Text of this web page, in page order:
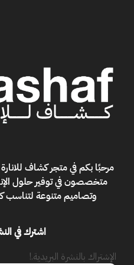
مرحبًا بكم فيمتجر كشاف للانارة
متخصصون في توفير حلول
وتصاميم متنوعة لتناسب
اشترك في
الإشتراك بالنشرة البريدية.!